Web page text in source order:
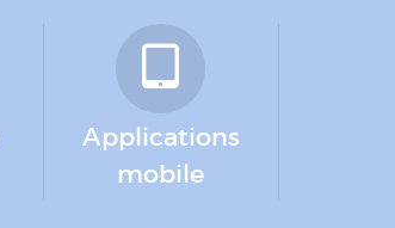
Applications
mobile